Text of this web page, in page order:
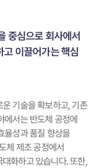
중심으로 회사에서
고 이끌어가는 핵심
기술을 확보하고, 기존
에서는 반도체 공정에
율성과 품질 향상을
체 제조 공정에서
화하고 있습니다. 또한,